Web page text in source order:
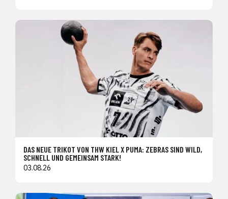
DAS NEUE TRIKOT VON THW KIEL X PUMA: ZEBRAS SIND WILD,
SCHNELL UND GEMEINSAM STARK!
03.08.26